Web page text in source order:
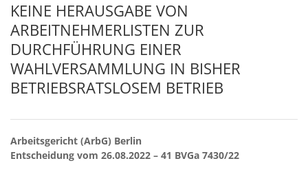
KEINE HERAUSGABE VON
ARBEITNEHMERLISTEN ZUR
DURCHFÜHRUNG EINER
WAHLVERSAMMLUNG IN BISHER
BETRIEBSRATSLOSEM BETRIEB
Arbeitsgericht (ArbG) Berlin
Entscheidung vom 26.08.2022 – 41 BVGa 7430/22